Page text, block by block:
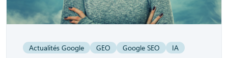
Actualités Google GEO Google SEO IA